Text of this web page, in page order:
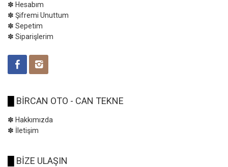
✽ Hesabım
✽ Şifremi Unuttum
✽ Sepetim
✽ Siparişlerim
BİRCAN OTO - CAN TEKNE
✽ Hakkımızda
✽ İletişim
BİZE ULAŞIN